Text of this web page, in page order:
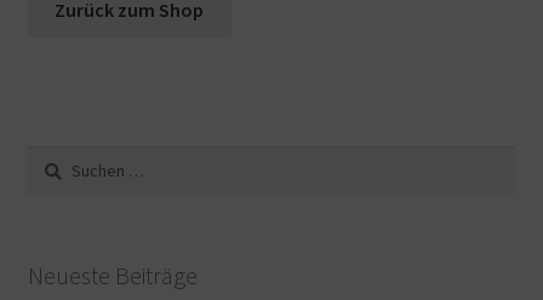
Warenkorb
Zurück zum Shop
Suche
nach:
Neueste Beiträge